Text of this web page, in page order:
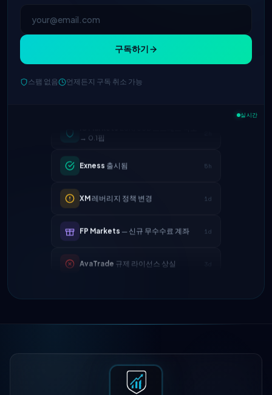
구독하기
스팸 없음 언제든지 구독 취소 가능
실시간
Exness
IC MarketsEUR/USD 스프레드 축소
레버리지 정책 변경